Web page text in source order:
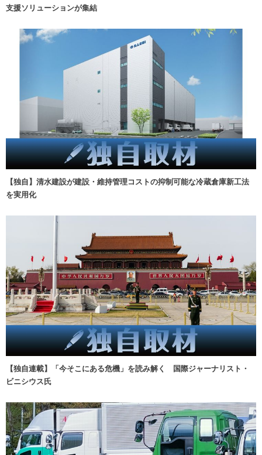
支援ソリューションが集結
【独自】清水建設が建設・維持管理コストの抑制可能な冷蔵倉庫新工法
を実用化
【独自連載】「今そこにある危機」を読み解く 国際ジャーナリスト・
ビニシウス氏